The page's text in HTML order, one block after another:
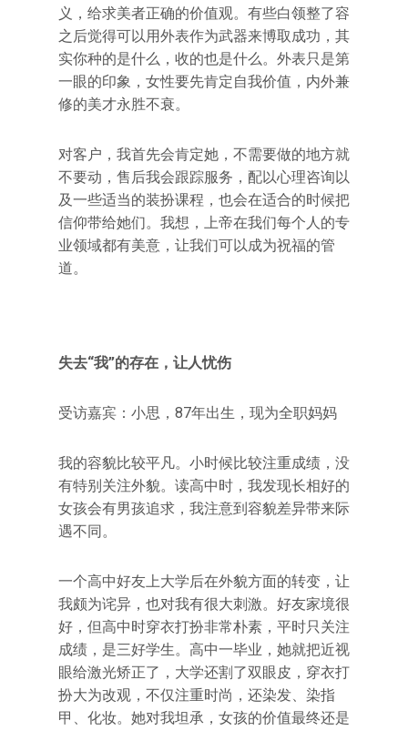
义，给求美者正确的价值观。有些白领整了容
之后觉得可以用外表作为武器来博取成功，其
实你种的是什么，收的也是什么。外表只是第
一眼的印象，女性要先肯定自我价值，内外兼
修的美才永胜不衰。
对客户，我首先会肯定她，不需要做的地方就
不要动，售后我会跟踪服务，配以心理咨询以
及一些适当的装扮课程，也会在适合的时候把
信仰带给她们。我想，上帝在我们每个人的专
业领域都有美意，让我们可以成为祝福的管
道。
失去“我”的存在，让人忧伤
受访嘉宾：小思，87年出生，现为全职妈妈
我的容貌比较平凡。小时候比较注重成绩，没
有特别关注外貌。读高中时，我发现长相好的
女孩会有男孩追求，我注意到容貌差异带来际
遇不同。
一个高中好友上大学后在外貌方面的转变，让
我颇为诧异，也对我有很大刺激。好友家境很
好，但高中时穿衣打扮非常朴素，平时只关注
成绩，是三好学生。高中一毕业，她就把近视
眼给激光矫正了，大学还割了双眼皮，穿衣打
扮大为改观，不仅注重时尚，还染发、染指
甲、化妆。她对我坦承，女孩的价值最终还是